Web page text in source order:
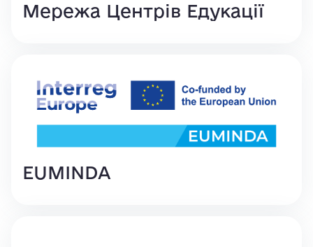
Мережа Центрів Едукації
EUMINDA